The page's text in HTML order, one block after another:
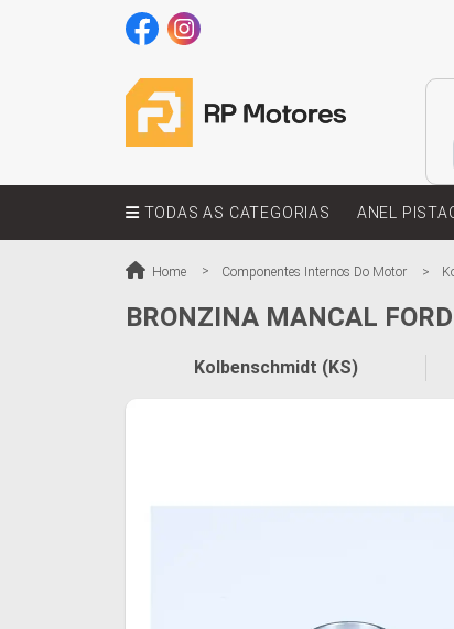
TODAS AS CATEGORIAS ANEL
Home Componentes Internos Do Motor
BRONZINA MANCAL
Kolbenschmidt (KS)